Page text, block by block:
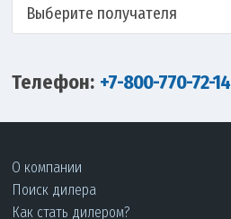
Выберите получателя
Телефон: +7-800-770-72-14
О компании
Поиск дилера
Как стать дилером?